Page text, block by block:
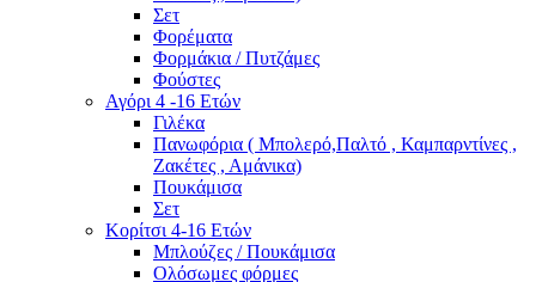
Σετ
Φορέματα
Φορμάκια / Πυτζάμες
Φούστες
Αγόρι 4 -16 Ετών
Γιλέκα
Πανωφόρια ( Μπολερό,Παλτό , Καμπαρντίνες ,
Ζακέτες , Αμάνικα)
Πουκάμισα
Σετ
Κορίτσι 4-16 Ετών
Μπλούζες / Πουκάμισα
Ολόσωμες φόρμες